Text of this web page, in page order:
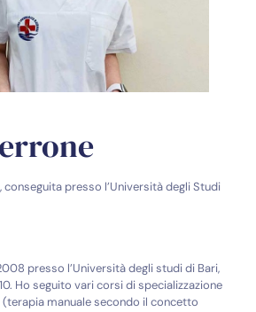
conseguita presso l’Università degli Studi
presso l’Università degli studi di Bari,
Ho seguito vari corsi di specializzazione
manuale secondo il concetto